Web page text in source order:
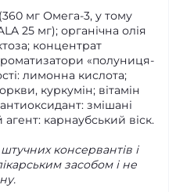
мг Омега-3, у тому
25 мг); органічна олія
концентрат
«полуниця-
лимонна кислота;
куркумін; вітамін
змішані
карнаубський віск.
консервантів і
засобом і не